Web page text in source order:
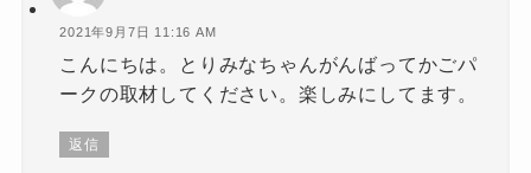
2021年9月7日 11:16 AM
こんにちは。とりみなちゃんがんばってかごパ
ークの取材してください。楽しみにしてます。
返信